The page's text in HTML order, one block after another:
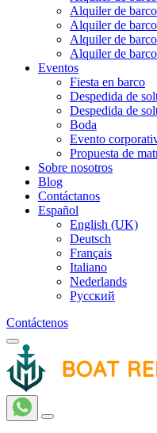
Alquiler de
Alquiler de
Alquiler de
Alquiler de
Eventos
Fiesta en barco
Despedida de
Despedida de
Boda
Evento
Propuesta de
Sobre nosotros
Blog
Contáctanos
Español
English (UK)
Deutsch
Français
Italiano
Nederlands
Русский
Contáctenos